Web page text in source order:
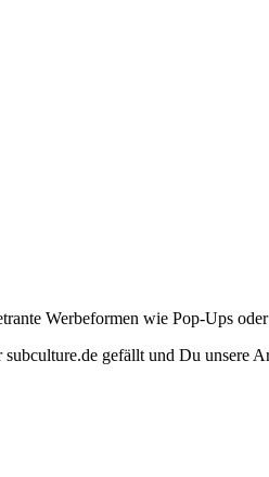
Werbeformen wie Pop-Ups
gefällt und Du unsere